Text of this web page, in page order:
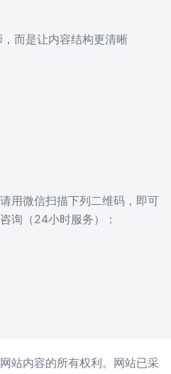
而是让内容结构更清晰
用微信扫描下列二维码，即可
询（24小时服务）：
站内容的所有权利。网站已采